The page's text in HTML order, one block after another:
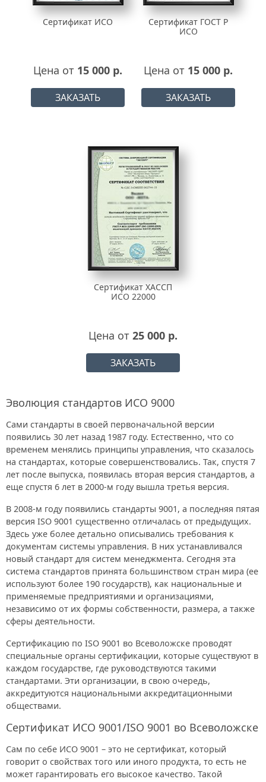
Сертификат ИСО
Цена от 15 000 р.
ЗАКАЗАТЬ
Сертификат ГОСТ Р
ИСО
Цена от 15 000 р.
ЗАКАЗАТЬ
Сертификат ХАССП
ИСО 22000
Цена от 25 000 р.
ЗАКАЗАТЬ
Эволюция стандартов ИСО 9000
Сами стандарты в своей первоначальной версии
появились 30 лет назад 1987 году. Естественно, что со
временем менялись принципы управления, что сказалось
на стандартах, которые совершенствовались. Так, спустя 7
лет после выпуска, появилась вторая версия стандартов, а
еще спустя 6 лет в 2000-м году вышла третья версия.
В 2008-м году появились стандарты 9001, а последняя пятая
версия ISO 9001 существенно отличалась от предыдущих.
Здесь уже более детально описывались требования к
документам системы управления. В них устанавливался
новый стандарт для систем менеджмента. Сегодня эта
система стандартов принята большинством стран мира (ее
используют более 190 государств), как национальные и
применяемые предприятиями и организациями,
независимо от их формы собственности, размера, а также
сферы деятельности.
Сертификацию по ISO 9001 во Всеволожске проводят
специальные органы сертификации, которые существуют в
каждом государстве, где руководствуются такими
стандартами. Эти организации, в свою очередь,
аккредитуются национальными аккредитационными
обществами.
Сертификат ИСО 9001/ISO 9001 во Всеволожске
Сам по себе ИСО 9001 – это не сертификат, который
говорит о свойствах того или иного продукта, то есть не
может гарантировать его высокое качество. Такой